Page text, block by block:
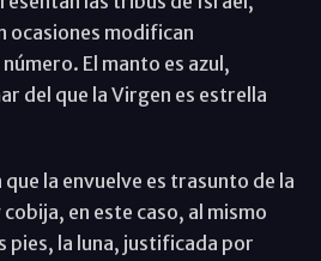
ocasiones modifican
El manto es azul,
del que la Virgen es estrella
la envuelve es trasunto de la
en este caso, al mismo
pies, la luna, justificada por